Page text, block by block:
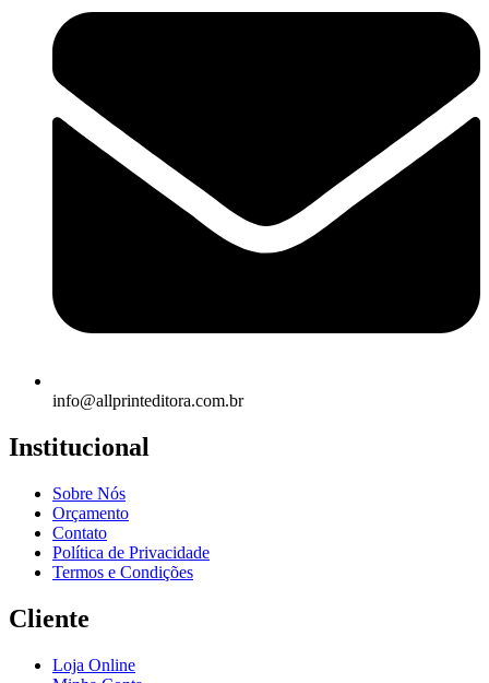
info@allprinteditora.com.br
Institucional
Sobre Nós
Orçamento
Contato
Política de Privacidade
Termos e Condições
Cliente
Loja Online